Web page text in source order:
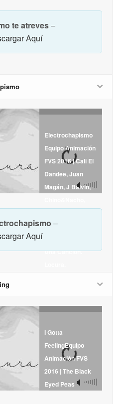
te atreves–
Aquí
Electrochapismo
Equipo Animación
FVS 2016 | Cali El
Dandee, Juan
Magán, J Balvin,
Henry Mendes.
Una Canción.
–
Aquí
I Gotta
FeelingEquipo
Animación FVS
2016 | The Black
Eyed Peas